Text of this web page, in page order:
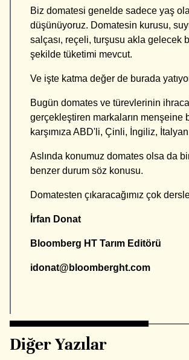
Biz domatesi genelde sadece yaş
düşünüyoruz. Domatesin kurusu,
salçası, reçeli, turşusu akla gelecek
şekilde tüketimi mevcut.
Ve işte katma değer de burada
Bugün domates ve türevlerinin
gerçekleştiren markaların menşeine
karşımıza ABD'li, Çinli, İngiliz, İtalyan
Aslında konumuz domates olsa da
benzer durum söz konusu.
Domatesten çıkaracağımız çok
İrfan Donat
Bloomberg HT Tarım Editörü
idonat@bloomberght.com
Diğer Yazılar